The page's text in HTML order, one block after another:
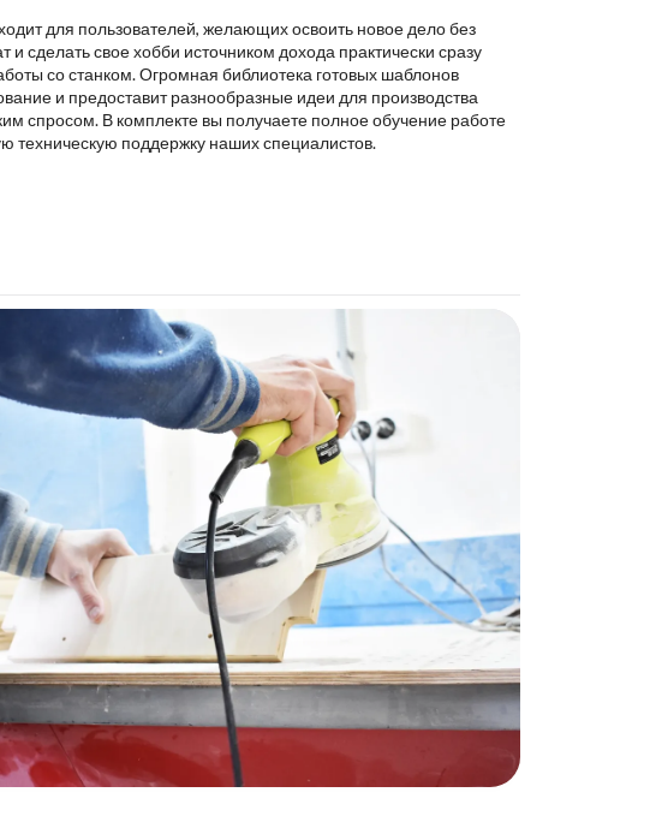
для пользователей, желающих освоить новое дело без
и сделать свое хобби источником дохода практически сразу
со станком. Огромная библиотека готовых шаблонов
и предоставит разнообразные идеи для производства
спросом. В комплекте вы получаете полное обучение работе
техническую поддержку наших специалистов.